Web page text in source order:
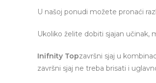
U našoj ponudi možete pronaći
Ukoliko želite dobiti sjajan učinak,
Inifnity Topzavršni sjaj u
završni sjaj ne treba brisati i